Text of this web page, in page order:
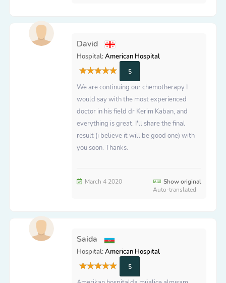
David
Hospital:American Hospital
5
We are continuing our chemotherapy I
would say with the most experienced
doctor in his field dr Kerim Kaban, and
everything is great. I'll share the final
result (i believe it will be good one) with
you soon. Thanks.
March 4 2020
Show original
Auto-translated
Saida
Hospital:American Hospital
5